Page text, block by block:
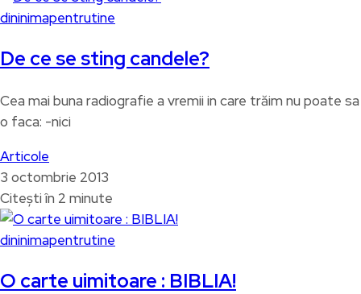
dininimapentrutine
De ce se sting candele?
Cea mai buna radiografie a vremii in care trăim nu poate sa
o faca: -nici
Articole
3 octombrie 2013
Citești în 2 minute
dininimapentrutine
O carte uimitoare : BIBLIA!